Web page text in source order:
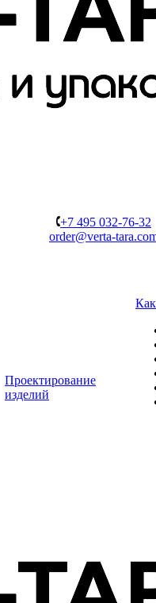
+7 495 032-76-32
order@verta-
Проектирование
изделий